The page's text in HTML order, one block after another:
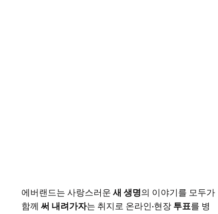
에버랜드는 사랑스러운 새 생명의 이야기를 모두가
함께 써 내려가자는 취지로 온라인·현장 투표를 병